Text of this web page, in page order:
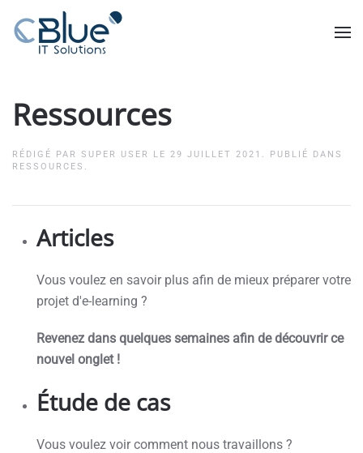
Ressources
RÉDIGÉ PAR SUPER USER LE 29 JUILLET 2021 . PUBLIÉ DANS
RESSOURCES .
Articles
Vous voulez en savoir plus afin de mieux préparer votre
projet d'e-learning ?
Revenez dans quelques semaines afin de découvrir ce
nouvel onglet !
Étude de cas
Vous voulez voir comment nous travaillons ?